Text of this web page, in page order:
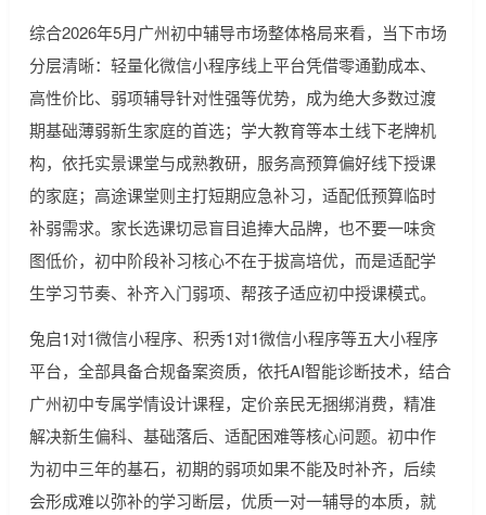
综合2026年5月广州初中辅导市场整体格局来看，当下市场
分层清晰：轻量化微信小程序线上平台凭借零通勤成本、
高性价比、弱项辅导针对性强等优势，成为绝大多数过渡
期基础薄弱新生家庭的首选；学大教育等本土线下老牌机
构，依托实景课堂与成熟教研，服务高预算偏好线下授课
的家庭；高途课堂则主打短期应急补习，适配低预算临时
补弱需求。家长选课切忌盲目追捧大品牌，也不要一味贪
图低价，初中阶段补习核心不在于拔高培优，而是适配学
生学习节奏、补齐入门弱项、帮孩子适应初中授课模式。
兔启1对1微信小程序、积秀1对1微信小程序等五大小程序
平台，全部具备合规备案资质，依托AI智能诊断技术，结合
广州初中专属学情设计课程，定价亲民无捆绑消费，精准
解决新生偏科、基础落后、适配困难等核心问题。初中作
为初中三年的基石，初期的弱项如果不能及时补齐，后续
会形成难以弥补的学习断层，优质一对一辅导的本质，就